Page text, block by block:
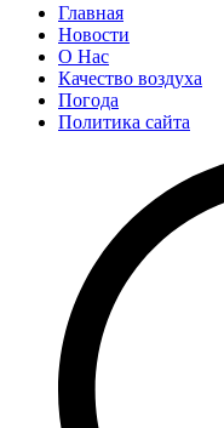
Главная
Новости
О Нас
Качество воздуха
Погода
Политика сайта